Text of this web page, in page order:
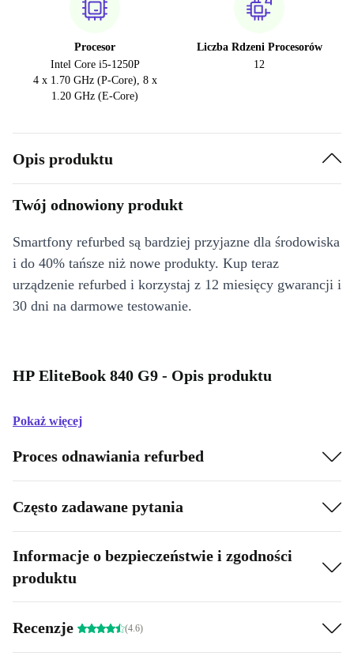
Procesor
Intel Core i5-1250P
4 x 1.70 GHz (P-Core), 8 x
1.20 GHz (E-Core)
Liczba Rdzeni Procesorów
12
Opis produktu
Twój odnowiony produkt
Smartfony refurbed są bardziej przyjazne dla środowiska
i do 40% tańsze niż nowe produkty. Kup teraz
urządzenie refurbed i korzystaj z 12 miesięcy gwarancji i
30 dni na darmowe testowanie.
HP EliteBook 840 G9 - Opis produktu
Pokaż więcej
Proces odnawiania refurbed
Często zadawane pytania
Informacje o bezpieczeństwie i zgodności
produktu
Recenzje (4.6)